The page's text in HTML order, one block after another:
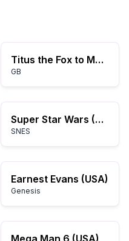
Titus the Fox to Marrakech and Back (USA, Europe)
GB
Super Star Wars (USA)
SNES
Earnest Evans (USA)
Genesis
Mega Man 6 (USA)